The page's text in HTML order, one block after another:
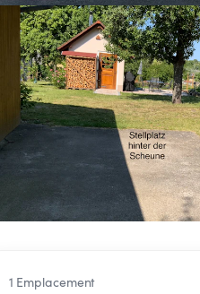
1 Emplacement